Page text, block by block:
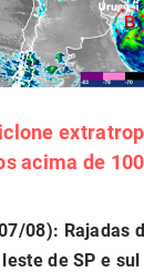
acima de
08): Rajadas
de SP e sul